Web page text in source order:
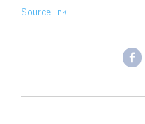
Source link